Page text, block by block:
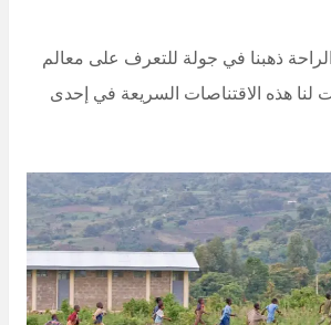
ذهبنا في جولة للتعرف على معالم
لنا هذه الاقتناصات السريعة في إحدى